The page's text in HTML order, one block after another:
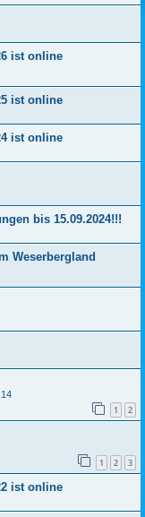
ist online
ist online
ist online
bis 15.09.2024!!!
Weserbergland
1 2
1 2 3
ist online